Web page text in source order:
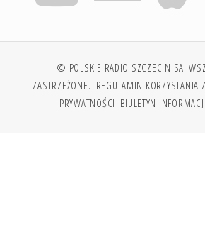
© POLSKIE RADIO SZCZECIN SA.
ZASTRZEŻONE. REGULAMIN KORZYSTANIA
PRYWATNOŚCI BIULETYN